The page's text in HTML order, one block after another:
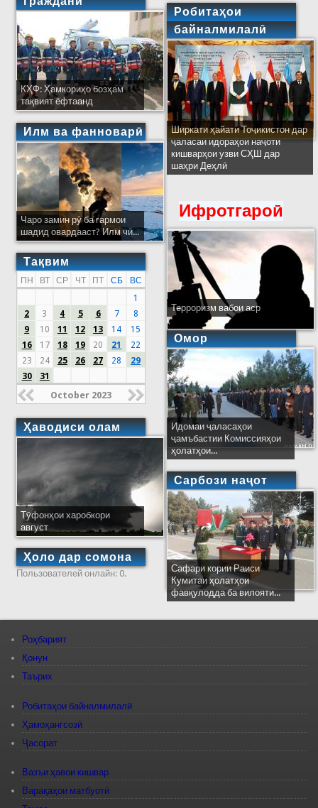
КҲФ: Ҳамкориҳо бозҳам
тақвият ёфтаанд
Илм ва фанноварӣ
Чаро замин рӯ ба гармои
шадид овардааст? Илм чӣ...
Тақвим
ПН ВТ СР ЧТ ПТ СБ
ВС
1
2
3 4 5 6 7
8
9
10 11 12 13 14
15
16
17 18 19 20 21
22
23
24 25 26 27 28
29
30
31
October 2023
Ҳаводиси олам
Тӯфонҳои харобкори
август
Ҳоло дар сомона
Пользователей онлайн: 0.
Робитаҳои
байналмилалӣ
Ширкати ҳайати Тоҷикистон дар
ҷаласаи идораҳои наҷоти
кишварҳои узви СҲШ дар
шаҳри Деҳлӣ
Ифротгароӣ
Терроризм вабои аср
Омор
Идомаи ҷаласаҳои
ҷамъбастии Комиссияҳои
ҳолатҳои...
Сарбози наҷот
Сафари кории Раиси
Кумитаи ҳолатҳои
фавқулодда ба вилояти...
Роҳбарият
Қонун
Таърих
Робитаҳои байналмилалӣ
Ҳамоҳангсозӣ
Ҷасорат
Вазъи ҳавои кишвар
Варақаҳои матбуотӣ